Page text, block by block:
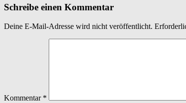
Schreibe einen Kommentar
Deine E-Mail-Adresse wird nicht veröffentlicht.
Kommentar *